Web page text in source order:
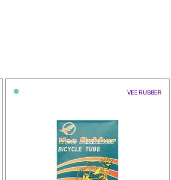
• VEE RUBBER